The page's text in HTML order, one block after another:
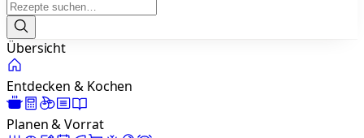
Übersicht
Entdecken & Kochen
Planen & Vorrat